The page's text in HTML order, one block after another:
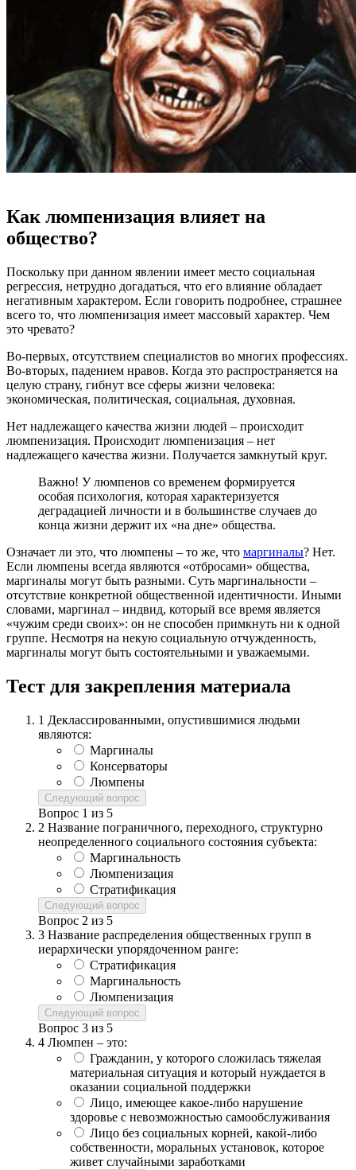
Как люмпенизация влияет на
общество?
Поскольку при данном явлении имеет место социальная
регрессия, нетрудно догадаться, что его влияние обладает
негативным характером. Если говорить подробнее, страшнее
всего то, что люмпенизация имеет массовый характер. Чем
это чревато?
Во-первых, отсутствием специалистов во многих профессиях.
Во-вторых, падением нравов. Когда это распространяется на
целую страну, гибнут все сферы жизни человека:
экономическая, политическая, социальная, духовная.
Нет надлежащего качества жизни людей – происходит
люмпенизация. Происходит люмпенизация – нет
надлежащего качества жизни. Получается замкнутый круг.
Важно! У люмпенов со временем формируется
особая психология, которая характеризуется
деградацией личности и в большинстве случаев до
конца жизни держит их «на дне» общества.
Означает ли это, что люмпены – то же, что маргиналы? Нет.
Если люмпены всегда являются «отбросами» общества,
маргиналы могут быть разными. Суть маргинальности –
отсутствие конкретной общественной идентичности. Иными
словами, маргинал – индвид, который все время является
«чужим среди своих»: он не способен примкнуть ни к одной
группе. Несмотря на некую социальную отчужденность,
маргиналы могут быть состоятельными и уважаемыми.
Тест для закрепления материала
1 Деклассированными, опустившимися людьми
являются:
Маргиналы
Консерваторы
Люмпены
Следующий вопрос
Вопрос 1 из 5
2 Название пограничного, переходного, структурно
неопределенного социального состояния субъекта:
Маргинальность
Люмпенизация
Стратификация
Следующий вопрос
Вопрос 2 из 5
3 Название распределения общественных групп в
иерархически упорядоченном ранге:
Стратификация
Маргинальность
Люмпенизация
Следующий вопрос
Вопрос 3 из 5
4 Люмпен – это:
Гражданин, у которого сложилась тяжелая
материальная ситуация и который нуждается в
оказании социальной поддержки
Лицо, имеющее какое-либо нарушение
здоровье с невозможностью самообслуживания
Лицо без социальных корней, какой-либо
собственности, моральных установок, которое
живет случайными заработками